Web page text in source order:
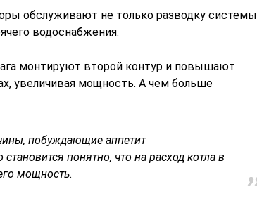
обслуживают не только разводку системы
водоснабжения.
монтируют второй контур и повышают
увеличивая мощность. А чем больше
побуждающие аппетит
понятно, что на расход котла в
мощность.